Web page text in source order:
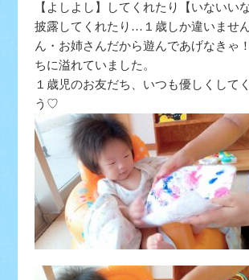
【よしよし】してくれたり【いないい
披露してくれたり…１歳しか違いませ
ん・お姉さんだから遊んであげなきゃ
ちに溢れていました。
１歳児のお友だち、いつも優しくして
う♡